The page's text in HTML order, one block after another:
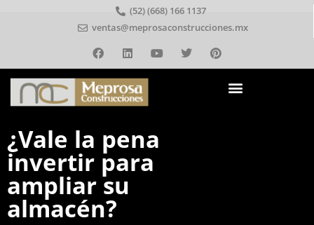
(52) (668) 166 1137
ventas@meprosaconstrucciones.mx
¿Vale la pena
invertir para
ampliar su
almacén?